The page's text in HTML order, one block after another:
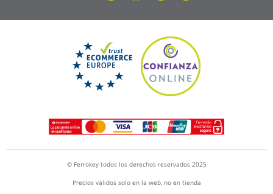
© Ferrokey todos los derechos reservados 2025
Precios válidos solo en la web, no en tienda